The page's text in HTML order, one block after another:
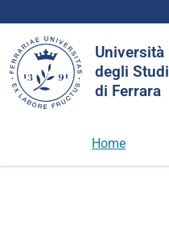
Università
degli Studi
di Ferrara
nel
sito
Home